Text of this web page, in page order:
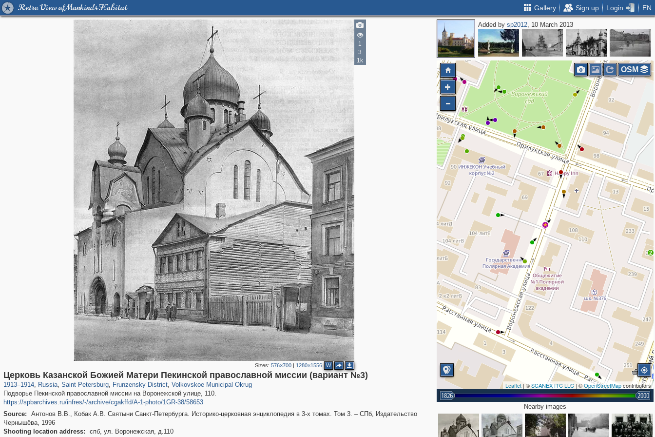
Retro View of Mankind's Habitat Gallery Sign up Login EN
1
3
1k
Sizes: 576×700| 1280×1556 W
Церковь Казанской Божией Матери Пекинской православной миссии (вариант №3)
1913–1914, Russia
1,406,659 29,243
, Saint Petersburg
197,153 5,709
, Frunzensky District
2,499 15
, Volkovskoe Municipal Okrug
900 11
Подворье Пекинской православной миссии на Воронежской улице, 110.
https://spbarchives.ru/infres/-/archive/cgakffd/A-1-photo/1GR-38/58653
Source:
Антонов В.В., Кобак А.В. Святыни Санкт-Петербурга. Историко-церковная энциклопедия в 3-х томах. Том 3. – СПб, Издательство
Чернышёва, 1996
Shooting location address:
спб, ул. Воронежская, д.110
Added bysp2012, 10 March 2013
3
2
Leaflet | ©SCANEX ITC LLC | ©OpenStreetMapcontributors
1826 2000
OSM
Nearby images